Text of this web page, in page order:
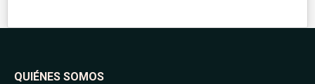
QUIÉNES SOMOS